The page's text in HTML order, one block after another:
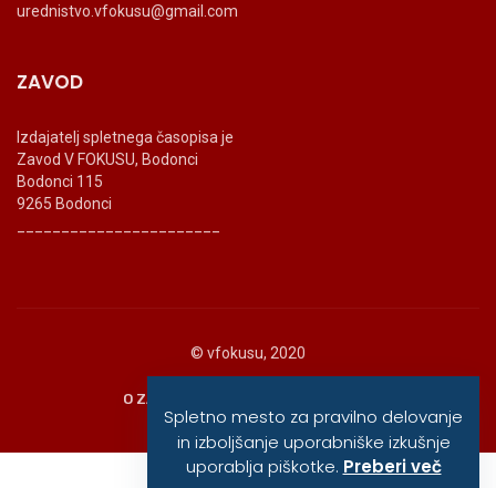
urednistvo.vfokusu@gmail.com
ZAVOD
Izdajatelj spletnega časopisa je
Zavod V FOKUSU, Bodonci
Bodonci 115
9265 Bodonci
© vfokusu, 2020
O ZAVODU
Spletno mesto za pravilno delovanje
in izboljšanje uporabniške izkušnje
uporablja piškotke. Preberi več